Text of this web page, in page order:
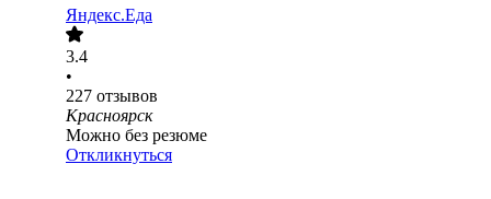
Яндекс.Еда
3.4
•
227 отзывов
Красноярск
Можно без резюме
Откликнуться